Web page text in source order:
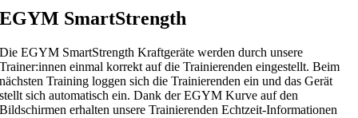
EGYM SmartStrength
Die EGYM SmartStrength Kraftgeräte werden durch unsere
Trainer:innen einmal korrekt auf die Trainierenden eingestellt. Beim
nächsten Training loggen sich die Trainierenden ein und das Gerät
stellt sich automatisch ein. Dank der EGYM Kurve auf den
Bildschirmen erhalten unsere Trainierenden Echtzeit-Informationen